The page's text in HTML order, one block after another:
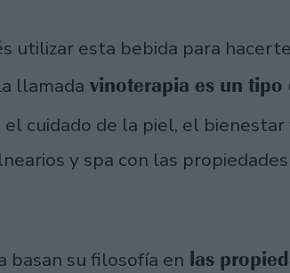
utilizar esta bebida para hacerte
llamada vinoterapia es un tipo
el cuidado de la piel, el bienestar
y spa con las propiedades
basan su filosofía en las